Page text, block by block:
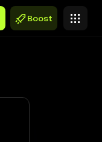
Boost